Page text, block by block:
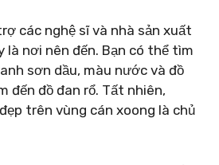
các nghệ sĩ và nhà sản xuất
là nơi nên đến. Bạn có thể tìm
sơn dầu, màu nước và đồ
đến đồ đan rổ. Tất nhiên,
trên vùng cán xoong là chủ